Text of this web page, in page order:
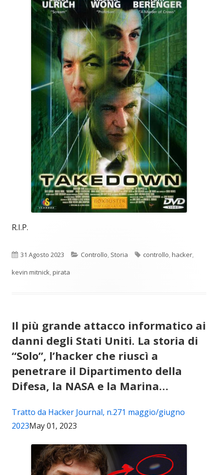
R.I.P.
Pubblicato
31 Agosto 2023 Categorie
Controllo, Storia Tag
controllo,hacker,
kevin mitnick,pirata
Il più grande attacco informatico ai
danni degli Stati Uniti. La storia di
“Solo”, l’hacker che riuscì a
penetrare il Dipartimento della
Difesa, la NASA e la Marina…
Tratto da Hacker Journal, n.271 maggio/giugno
2023May 01, 2023